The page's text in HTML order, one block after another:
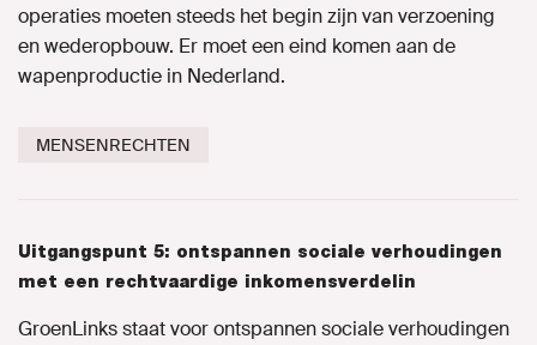
operaties moeten steeds het begin zijn van verzoening
en wederopbouw. Er moet een eind komen aan de
wapenproductie in Nederland.
MENSENRECHTEN
Uitgangspunt 5: ontspannen sociale verhoudingen
met een rechtvaardige inkomensverdelin
GroenLinks staat voor ontspannen sociale verhoudingen